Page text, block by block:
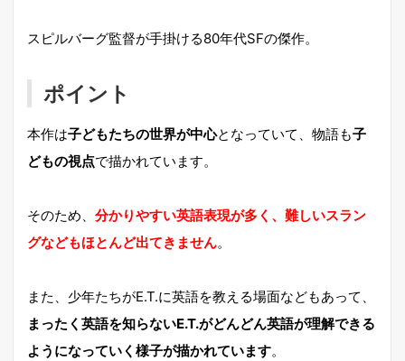
スピルバーグ監督が手掛ける80年代SFの傑作。
ポイント
本作は子どもたちの世界が中心となっていて、物語も子
どもの視点で描かれています。
そのため、 分かりやすい英語表現が多く、難しいスラン
グなどもほとんど出てきません。
また、少年たちがE.T.に英語を教える場面などもあって、
まったく英語を知らないE.T.がどんどん英語が理解できる
ようになっていく様子が描かれています。